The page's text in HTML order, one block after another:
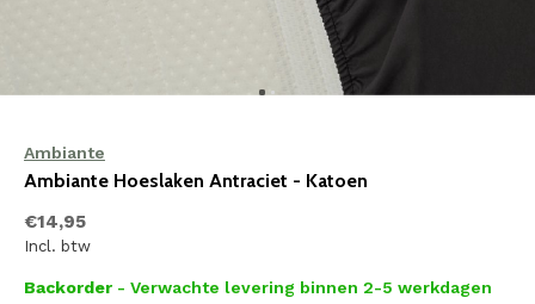
Ambiante
Ambiante Hoeslaken Antraciet - Katoen
€14,95
Incl. btw
Backorder - Verwachte levering binnen 2-5 werkdagen